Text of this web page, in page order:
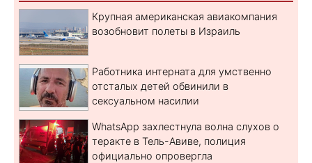
Крупная американская авиакомпания
возобновит полеты в Израиль
Работника интерната для умственно
отсталых детей обвинили в
сексуальном насилии
WhatsApp захлестнула волна слухов о
теракте в Тель-Авиве, полиция
официально опровергла